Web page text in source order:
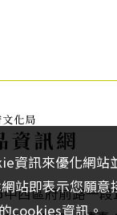
西區府前路一段
資訊來優化網站
站即表示您願意
cookies資訊。